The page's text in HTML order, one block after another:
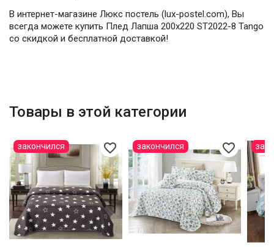
В интернет-магазине Люкс постель (lux-postel.com), Вы
всегда можете купить Плед Лапша 200х220 ST2022-8 Tango
со скидкой и бесплатной доставкой!
Товары в этой категории
favorite_border
закончился favorite_border
закончился